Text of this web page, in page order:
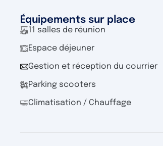
Équipements sur place
11 salles de réunion
Espace déjeuner
Gestion et réception du courrier
Parking scooters
Climatisation / Chauffage